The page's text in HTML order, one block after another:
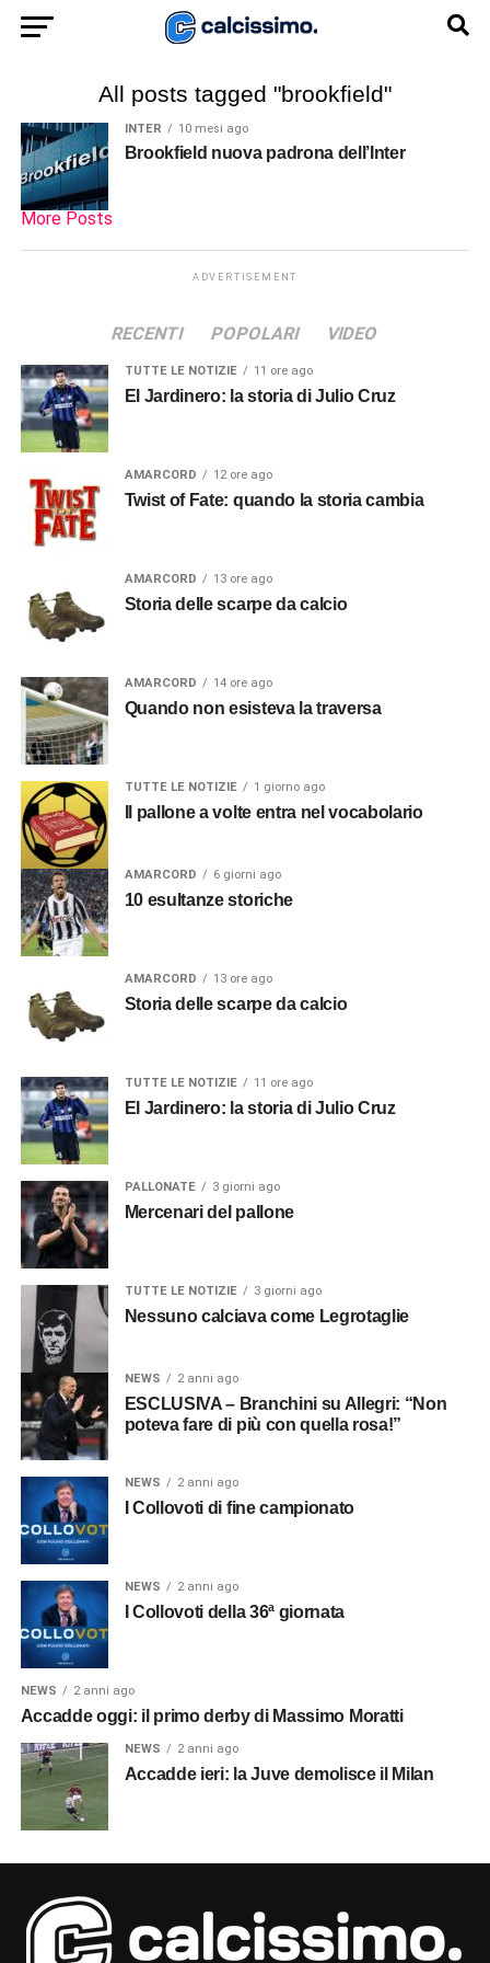
All posts tagged "brookfield"
INTER 10 mesi ago
Brookfield nuova padrona dell’Inter
More Posts
ADVERTISEMENT
RECENTI POPOLARI VIDEO
TUTTE LE NOTIZIE 11 ore ago
El Jardinero: la storia di Julio Cruz
AMARCORD 12 ore ago
Twist of Fate: quando la storia cambia
AMARCORD 13 ore ago
Storia delle scarpe da calcio
AMARCORD 14 ore ago
Quando non esisteva la traversa
TUTTE LE NOTIZIE 1 giorno ago
Il pallone a volte entra nel vocabolario
AMARCORD 6 giorni ago
10 esultanze storiche
AMARCORD 13 ore ago
Storia delle scarpe da calcio
TUTTE LE NOTIZIE 11 ore ago
El Jardinero: la storia di Julio Cruz
PALLONATE 3 giorni ago
Mercenari del pallone
TUTTE LE NOTIZIE 3 giorni ago
Nessuno calciava come Legrotaglie
NEWS 2 anni ago
ESCLUSIVA – Branchini su Allegri: “Non
poteva fare di più con quella rosa!”
NEWS 2 anni ago
I Collovoti di fine campionato
NEWS 2 anni ago
I Collovoti della 36ª giornata
NEWS 2 anni ago
Accadde oggi: il primo derby di Massimo Moratti
NEWS 2 anni ago
Accadde ieri: la Juve demolisce il Milan